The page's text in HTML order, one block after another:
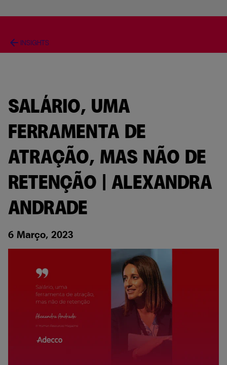
arrow_back INSIGHTS
SALÁRIO, UMA
FERRAMENTA DE
ATRAÇÃO, MAS NÃO DE
RETENÇÃO | ALEXANDRA
ANDRADE
6 Março, 2023